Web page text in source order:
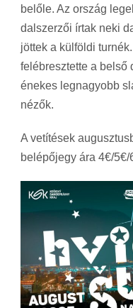
belőle. Az ország
dalszerzői írtak neki
jöttek a külföldi
felébresztette a belső
énekes legnagyobb
nézők.
A vetítések
belépőjegy ára 4€/5€/